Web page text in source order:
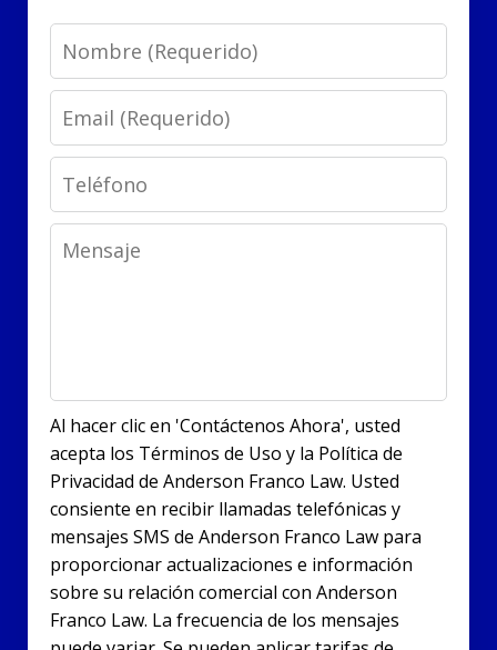
Name
Email
Phone
Message
Al hacer clic en 'Contáctenos Ahora', usted
acepta los Términos de Uso y la Política de
Privacidad de Anderson Franco Law. Usted
consiente en recibir llamadas telefónicas y
mensajes SMS de Anderson Franco Law para
proporcionar actualizaciones e información
sobre su relación comercial con Anderson
Franco Law. La frecuencia de los mensajes